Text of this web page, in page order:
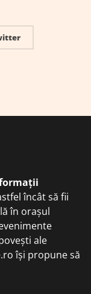
încât să fii
în orașul
ale
își propune să